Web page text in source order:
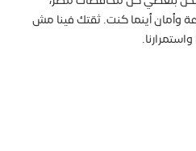
وأمان أينما كنت. ثقتك فينا مش